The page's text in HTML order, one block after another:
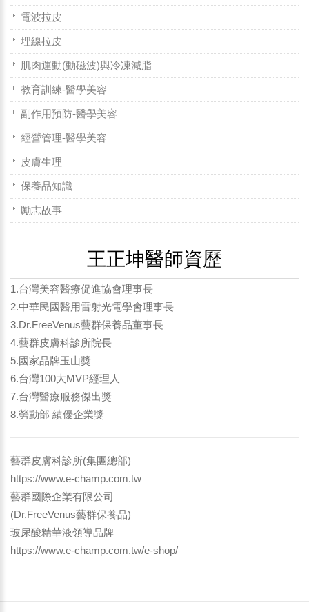
電波拉皮
埋線拉皮
肌肉運動(動磁波)與冷凍減脂
教育訓練-醫學美容
副作用預防-醫學美容
經營管理-醫學美容
皮膚生理
保養品知識
勵志故事
王正坤醫師資歷
1.台灣美容醫療促進協會理事長
2.中華民國醫用雷射光電學會理事長
3.Dr.FreeVenus藝群保養品董事長
4.藝群皮膚科診所院長
5.國家品牌玉山獎
6.台灣100大MVP經理人
7.台灣醫療服務傑出獎
8.勞動部 績優企業獎
藝群皮膚科診所(集團總部)
https://www.e-champ.com.tw
藝群國際企業有限公司
(Dr.FreeVenus藝群保養品)
玻尿酸精華液領導品牌
https://www.e-champ.com.tw/e-shop/